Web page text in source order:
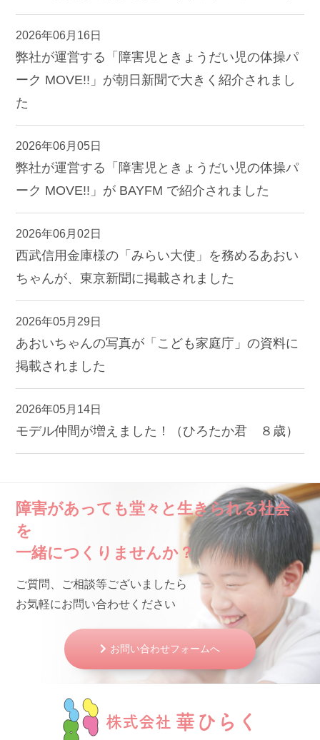
2026年06月16日
弊社が運営する「障害児ときょうだい児の体操パ
ーク MOVE!!」が朝日新聞で大きく紹介されまし
た
2026年06月05日
弊社が運営する「障害児ときょうだい児の体操パ
ーク MOVE!!」が BAYFM で紹介されました
2026年06月02日
西武信用金庫様の「みらい大使」を務めるあおい
ちゃんが、東京新聞に掲載されました
2026年05月29日
あおいちゃんの写真が「こども家庭庁」の資料に
掲載されました
2026年05月14日
モデル仲間が増えました！（ひろたか君 ８歳）
障害があっても堂々と生きられる社会
を
一緒につくりませんか？
ご質問、ご相談等ございましたら
お気軽にお問い合わせください
お問い合わせフォームへ
株式会社 華ひらく